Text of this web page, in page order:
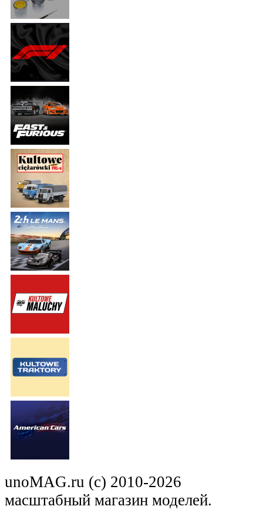
unoMAG.ru (c) 2010-2026
масштабный магазин моделей.